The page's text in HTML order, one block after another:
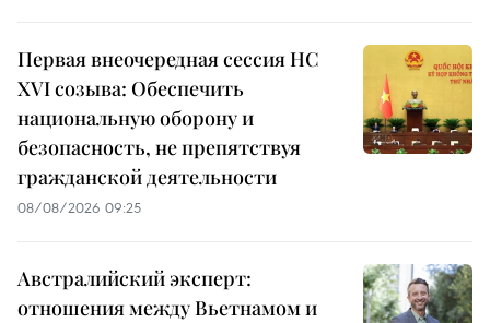
Первая внеочередная сессия НС
XVI созыва: Обеспечить
национальную оборону и
безопасность, не препятствуя
гражданской деятельности
08/08/2026 09:25
Австралийский эксперт:
отношения между Вьетнамом и